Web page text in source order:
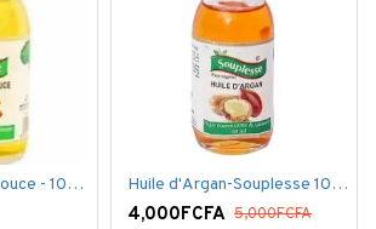
Huile d'Amande Douce - 100% Bio - 60 ml Huile d'Argan-Souplesse 100% Bio - 60 ml
4,000FCFA 5,000FCFA